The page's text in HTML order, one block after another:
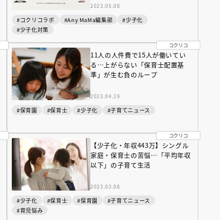
2023.05.08
#コクリコラボ #Any MaMa編集部
#少子化
#少子化対策
コクリコ
11人の人件費で15人が働いてい
る…上がらない「保育士配置基
準」が生む負のループ
2023.04.19
#保育園 #保育士 #少子化 #子育てニュース
コクリコ
【少子化・年収443万】シングル
家庭・保育士の苦悩…「平均年収
以下」の子育て生活
2023.03.08
#少子化 #保育士 #保育園
#子育てニュース
#育児悩み